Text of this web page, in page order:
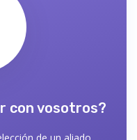
con vosotros?
de un aliado